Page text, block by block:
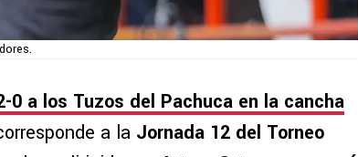
0 a los Tuzos del Pachuca en la cancha
a la Jornada 12 del Torneo